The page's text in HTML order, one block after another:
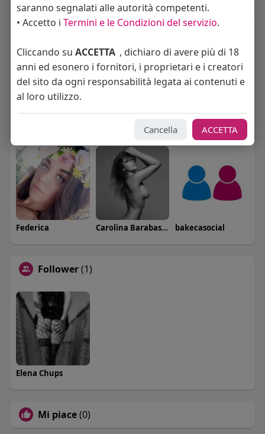
Seguiti(6)
callmevittoria Elisa Esposito
Federica Carolina Barabaschi bakecasocial
Follower(1)
Elena Chups
Mi piace(0)
saranno segnalati alle autorità competenti.
• Accetto i Termini e le Condizioni del servizio.
Cliccando su ACCETTA , dichiaro di avere più di 18
anni ed esonero i fornitori, i proprietari e i creatori
del sito da ogni responsabilità legata ai contenuti e
al loro utilizzo.
Cancella ACCETTA